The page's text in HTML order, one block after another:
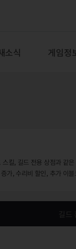
소식 게임정
킬, 길드 전용 상점과 같
가, 수리비 할인, 추가 이